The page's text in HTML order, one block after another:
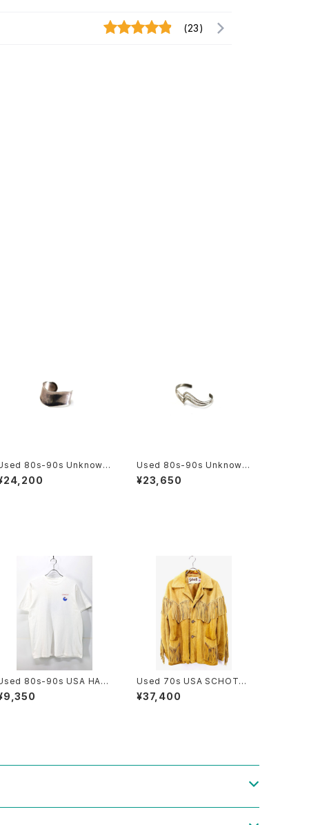
(23)
80s-90s Unknown
Design Silver Bung
古着
Used 80s-90s Unknown
Triple Twist Design Silve
r Bungle 古着
¥23,650
80s-90s USA HAN
ORACLE Tech Graphic
Shirt Size L 古着
Used 70s USA SCHOTT
Camel Brown Suede Lea
ther Fringe Jacket Size 4
¥37,400